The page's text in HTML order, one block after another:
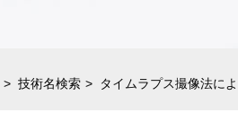
技術名検索 タイムラプス撮像法に